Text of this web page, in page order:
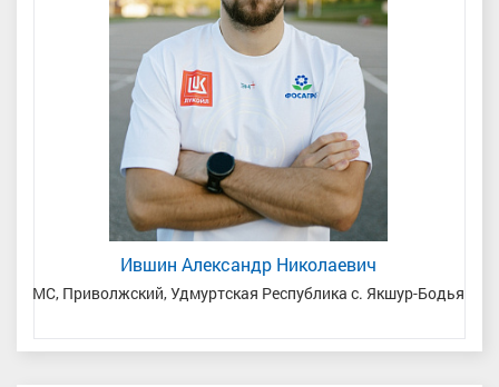
Ившин Александр Николаевич
МС, Приволжский, Удмуртская Республика с. Якшур-Бодья